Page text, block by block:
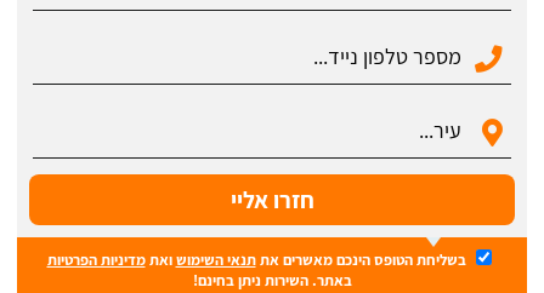
בשליחת הטופס הינכם מאשרים אתתנאי השימושואתמדיניות הפרטיות
באתר. השירות ניתן בחינם!